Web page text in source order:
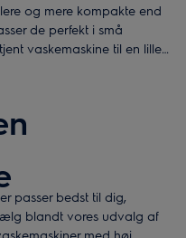
og mere kompakte end
de perfekt i små
vaskemaskine til en lille
passer bedst til dig,
blandt vores udvalg af
med høj